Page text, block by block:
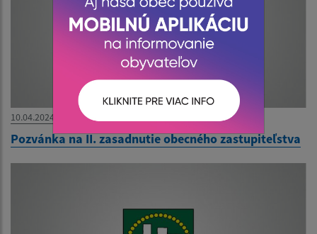
10.04.2024
Pozvánka na II. zasadnutie obecného zastupiteľstva